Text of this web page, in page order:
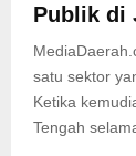
Publik di
satu sektor
Ketika
Tengah